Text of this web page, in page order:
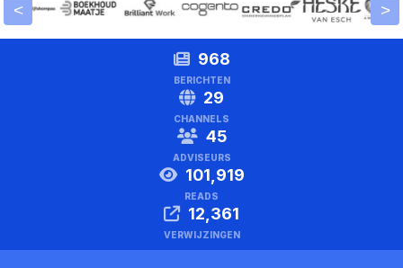
< >
968
BERICHTEN
29
CHANNELS
45
ADVISEURS
101,919
READS
12,361
VERWIJZINGEN